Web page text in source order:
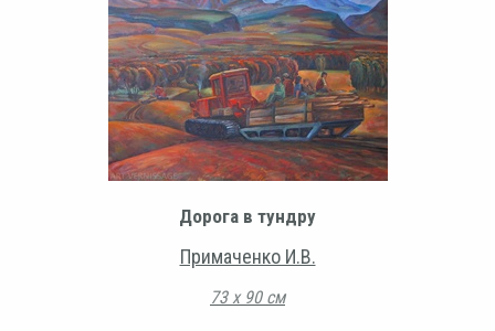
Дорога в тундру
Примаченко И.В.
73 х 90 см